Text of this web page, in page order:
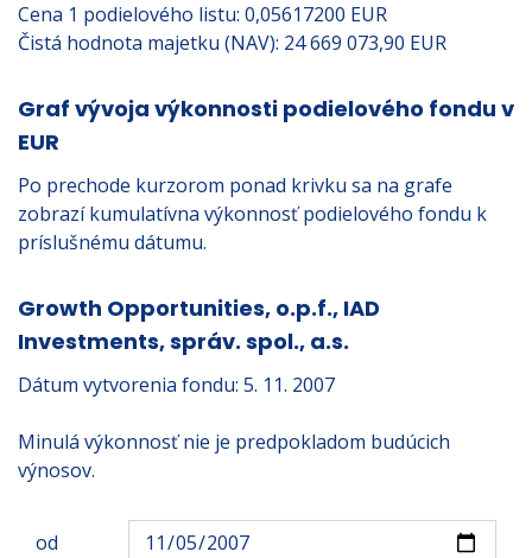
Cena 1 podielového listu: 0,05617200 EUR
Čistá hodnota majetku (NAV): 24 669 073,90 EUR
Graf vývoja výkonnosti podielového fondu v
EUR
Po prechode kurzorom ponad krivku sa na grafe
zobrazí kumulatívna výkonnosť podielového fondu k
príslušnému dátumu.
Growth Opportunities, o.p.f., IAD
Investments, správ. spol., a.s.
Dátum vytvorenia fondu: 5. 11. 2007
Minulá výkonnosť nie je predpokladom budúcich
výnosov.
od